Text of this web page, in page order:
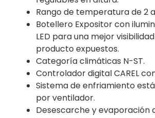
Rango de temperatura de 2 a
Botellero Expositor con
LED para una mejor
producto expuestos.
Categoría climáticas N-ST.
Controlador digital CAREL
Sistema de enfriamiento
por ventilador.
Desescarche y evaporación